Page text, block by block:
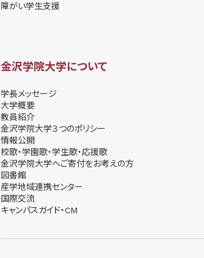
障がい学⽣⽀援
金沢学院大学について
学長メッセージ
大学概要
教員紹介
金沢学院大学３つのポリシー
情報公開
校歌・学園歌・学生歌・応援歌
金沢学院大学へご寄付をお考えの方
図書館
産学地域連携センター
国際交流
キャンパスガイド・CM